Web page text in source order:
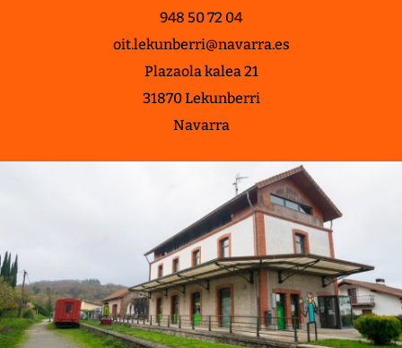
948 50 72 04
oit.lekunberri@navarra.es
Plazaola kalea 21
31870 Lekunberri
Navarra